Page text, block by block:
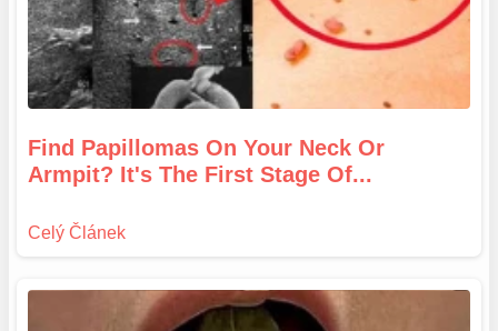
Find Papillomas On Your Neck Or
Armpit? It's The First Stage Of...